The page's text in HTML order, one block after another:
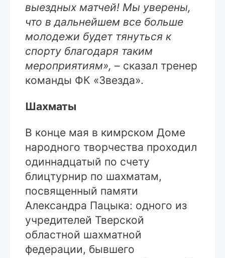
выездных матчей! Мы уверены,
что в дальнейшем все больше
молодежи будет тянуться к
спорту благодаря таким
мероприятиям», – сказал тренер
команды ФК «Звезда».
Шахматы
В конце мая в кимрском Доме
народного творчества проходил
одиннадцатый по счету
блицтурнир по шахматам,
посвященный памяти
Александра Пацыка: одного из
учредителей Тверской
областной шахматной
федерации, бывшего